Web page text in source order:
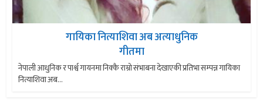
गायिका नित्याशिवा अब अत्याधुनिक
गीतमा
नेपाली आधुनिक र पार्श्व गायनमा निक्कै राम्रो संभाबना देखाएकी प्रतिभा सम्पन्न गायिका
नित्याशिवा अब...